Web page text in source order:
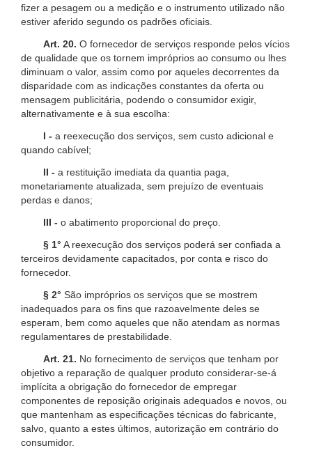
fizer a pesagem ou a medição e o instrumento utilizado não
estiver aferido segundo os padrões oficiais.
Art. 20. O fornecedor de serviços responde pelos vícios
de qualidade que os tornem impróprios ao consumo ou lhes
diminuam o valor, assim como por aqueles decorrentes da
disparidade com as indicações constantes da oferta ou
mensagem publicitária, podendo o consumidor exigir,
alternativamente e à sua escolha:
I - a reexecução dos serviços, sem custo adicional e
quando cabível;
II - a restituição imediata da quantia paga,
monetariamente atualizada, sem prejuízo de eventuais
perdas e danos;
III - o abatimento proporcional do preço.
§ 1° A reexecução dos serviços poderá ser confiada a
terceiros devidamente capacitados, por conta e risco do
fornecedor.
§ 2° São impróprios os serviços que se mostrem
inadequados para os fins que razoavelmente deles se
esperam, bem como aqueles que não atendam as normas
regulamentares de prestabilidade.
Art. 21. No fornecimento de serviços que tenham por
objetivo a reparação de qualquer produto considerar-se-á
implícita a obrigação do fornecedor de empregar
componentes de reposição originais adequados e novos, ou
que mantenham as especificações técnicas do fabricante,
salvo, quanto a estes últimos, autorização em contrário do
consumidor.